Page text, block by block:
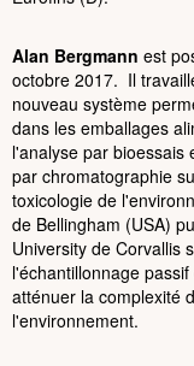
Alan Bergmann est
octobre 2017. Il
nouveau système
dans les emballages
l'analyse par bioessais
par chromatographie
toxicologie de
de Bellingham (USA)
University de Corvallis
l'échantillonnage
atténuer la complexité
l'environnement.